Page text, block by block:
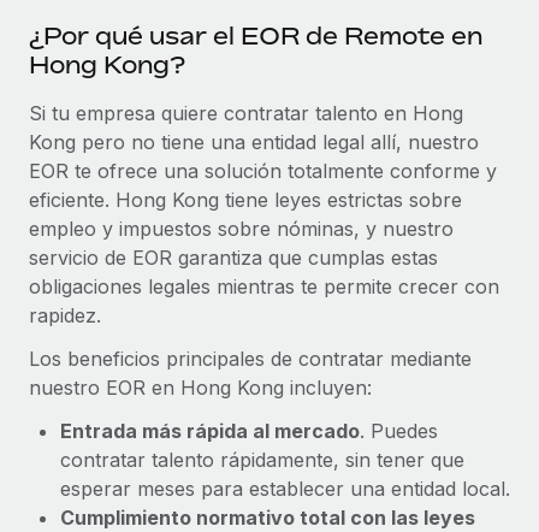
¿Por qué usar el EOR de Remote en
Hong Kong?
Si tu empresa quiere contratar talento en Hong
Kong pero no tiene una entidad legal allí, nuestro
EOR te ofrece una solución totalmente conforme y
eficiente. Hong Kong tiene leyes estrictas sobre
empleo y impuestos sobre nóminas, y nuestro
servicio de EOR garantiza que cumplas estas
obligaciones legales mientras te permite crecer con
rapidez.
Los beneficios principales de contratar mediante
nuestro EOR en Hong Kong incluyen:
Entrada más rápida al mercado. Puedes
contratar talento rápidamente, sin tener que
esperar meses para establecer una entidad local.
Cumplimiento normativo total con las leyes